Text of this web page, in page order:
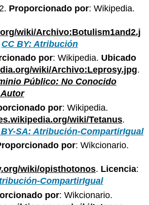
Proporcionado por: Wikipedia.
wiki/Archivo:Botulism1and2.j
CC BY: Atribución
por: Wikipedia. Ubicado
wiki/Archivo:Leprosy.jpg.
Público: No Conocido
por: Wikipedia.
wiki/Tetanus.
BY-SA: Atribución-CompartirIgual
por: Wikcionario.
wiki/opisthotonos. Licencia:
CompartirIgual
por: Wikcionario.